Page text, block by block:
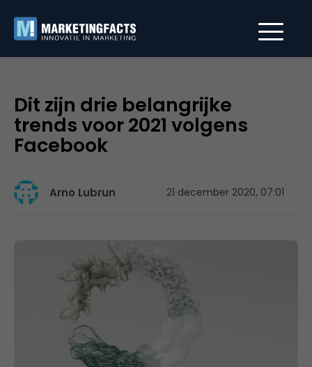
Dit zijn drie belangrijke
trends voor 2021 volgens
Facebook
Arno Lubrun 21 december 2020, 07:01